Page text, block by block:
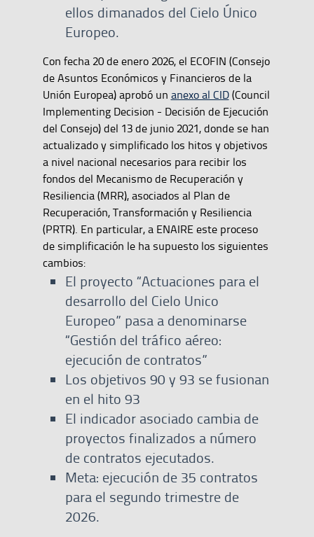
ellos dimanados del Cielo Único
Europeo.
Con fecha 20 de enero 2026, el ECOFIN (Consejo
de Asuntos Económicos y Financieros de la
Unión Europea) aprobó un anexo al CID(Council
Implementing Decision - Decisión de Ejecución
del Consejo) del 13 de junio 2021, donde se han
actualizado y simplificado los hitos y objetivos
a nivel nacional necesarios para recibir los
fondos del Mecanismo de Recuperación y
Resiliencia (MRR), asociados al Plan de
Recuperación, Transformación y Resiliencia
(PRTR). En particular, a ENAIRE este proceso
de simplificación le ha supuesto los siguientes
cambios:
El proyecto “Actuaciones para el
desarrollo del Cielo Unico
Europeo” pasa a denominarse
“Gestión del tráfico aéreo:
ejecución de contratos”
Los objetivos 90 y 93 se fusionan
en el hito 93
El indicador asociado cambia de
proyectos finalizados a número
de contratos ejecutados.
Meta: ejecución de 35 contratos
para el segundo trimestre de
2026.